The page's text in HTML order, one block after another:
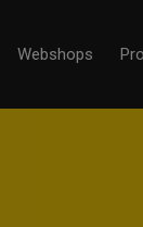
Webshops